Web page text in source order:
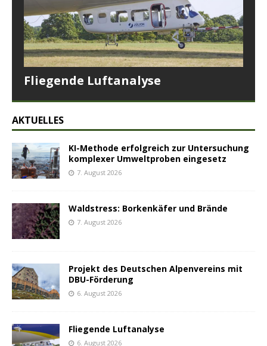
Fliegende Luftanalyse
AKTUELLES
KI-Methode erfolgreich zur Untersuchung
komplexer Umweltproben eingesetz
7. August 2026
Waldstress: Borkenkäfer und Brände
7. August 2026
Projekt des Deutschen Alpenvereins mit
DBU-Förderung
6. August 2026
Fliegende Luftanalyse
6. August 2026